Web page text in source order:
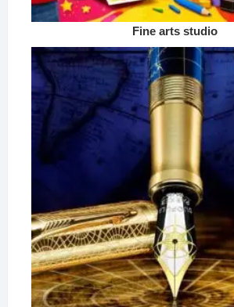
Fine arts studio